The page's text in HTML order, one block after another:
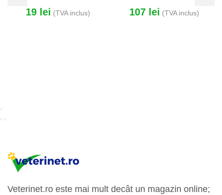
19 lei (TVA inclus) 107 lei (TVA inclus)
Veterinet.ro este mai mult decât un magazin online;